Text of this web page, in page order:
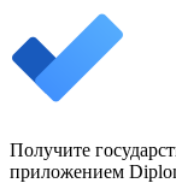
Получите
приложением